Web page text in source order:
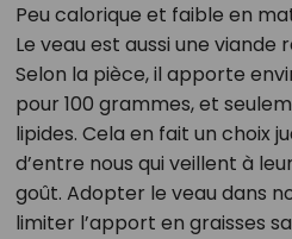
Peu calorique et faible en
Le veau est aussi une
Selon la pièce, il apporte
pour 100 grammes, et
lipides. Cela en fait un choix
d’entre nous qui veillent à
goût. Adopter le veau dans
limiter l’apport en graisses